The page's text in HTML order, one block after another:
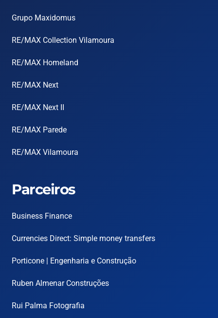
Grupo Maxidomus
RE/MAX Collection Vilamoura
RE/MAX Homeland
RE/MAX Next
RE/MAX Next II
RE/MAX Parede
RE/MAX Vilamoura
Parceiros
Business Finance
Currencies Direct: Simple money transfers
Porticone | Engenharia e Construção
Ruben Almenar Construções
Rui Palma Fotografia